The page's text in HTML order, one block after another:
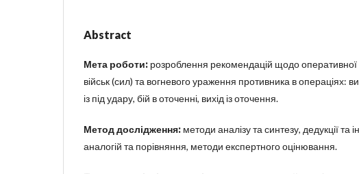
Abstract
Мета роботи: розроблення рекомендацій щодо
військ (сил) та вогневого ураження противника в операціях:
із під удару, бій в оточенні, вихід із оточення.
Метод дослідження: методи аналізу та синтезу, дедукції та
аналогій та порівняння, методи експертного оцінювання.